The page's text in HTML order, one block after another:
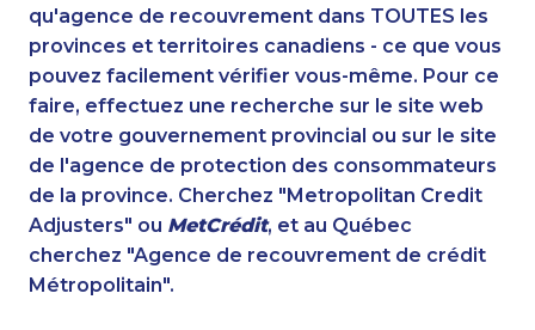
qu'agence de recouvrement dans TOUTES les
provinces et territoires canadiens - ce que vous
pouvez facilement vérifier vous-même. Pour ce
faire, effectuez une recherche sur le site web
de votre gouvernement provincial ou sur le site
de l'agence de protection des consommateurs
de la province. Cherchez "Metropolitan Credit
Adjusters" ou MetCrédit, et au Québec
cherchez "Agence de recouvrement de crédit
Métropolitain".